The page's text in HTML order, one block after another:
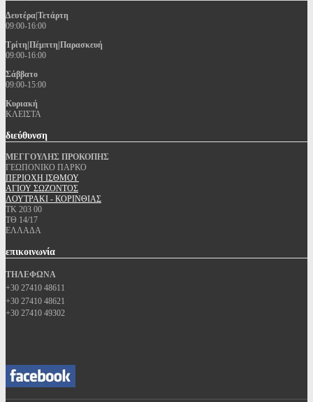
Δευτέρα|Τετάρτη
09:00-16:00
Τρίτη|Πέμπτη|Παρασκευή
09:00-16:00
Σάββατο
09:00-15:00
Κυριακή
ΚΛΕΙΣΤΑ
διεύθυνση
ΜΕΓΓΟΥΛΗΣ ΠΡΟΚΟΠΗΣ
ΓΕΩΠΟΝΙΚΟ ΠΑΡΚΟ
ΠΕΡΙΟΧΗ ΙΣΘΜΟΥ
ΑΓΙΟΥ ΣΩΖΟΝΤΟΣ
ΛΟΥΤΡΑΚΙ - ΚΟΡΙΝΘΙΑΣ
ΤΚ 203 00
ΤΘ 14/17
ΕΛΛΑΔΑ
επικοινωνία
ΤΗΛΕΦΩΝΑ
+30 27410 48611
+30 27410 48621
+30 27410 49302